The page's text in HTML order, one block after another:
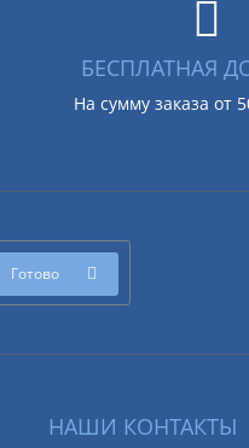
БЕСПЛАТНАЯ
На сумму заказа от
Готово
НАШИ КОНТАКТЫ